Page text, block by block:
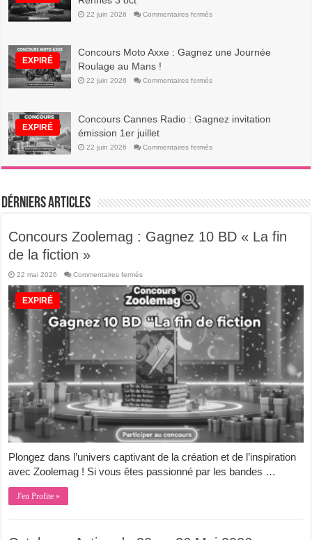
22 juin 2026 Commentaires fermés
places
oct
EXPIRÉ
Concours Moto Axxe : Gagnez une Journée
Roulage au Mans !
22 juin 2026 Commentaires ferméssur
Gagnez
une
au
EXPIRÉ
Concours Cannes Radio : Gagnez invitation
émission 1er juillet
22 juin 2026 Commentaires fermés
Radio
émission
1er
Dérniers Articles
Concours Zoolemag : Gagnez 10 BD « La fin
de la fiction »
22 mai 2026 Commentaires fermés
Zoolemag
:
Gagnez
10
BD
« La
fin
de
la
fiction »
EXPIRÉ
Plongez dans l’univers captivant de la création et de l’inspiration
avec Zoolemag ! Si vous êtes passionné par les bandes …
J'en Profite »